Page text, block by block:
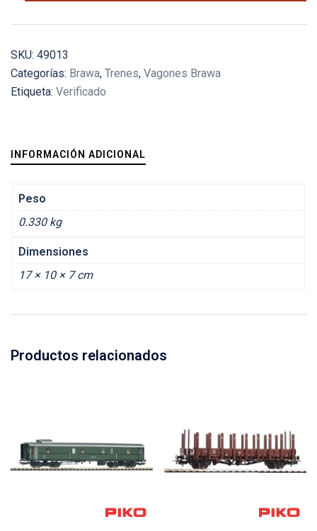
"Flensburger
Brauerei"
cantidad
SKU: 49013
Categorías: Brawa, Trenes, Vagones Brawa
Etiqueta: Verificado
INFORMACIÓN ADICIONAL
Peso
0.330 kg
Dimensiones
17 × 10 × 7 cm
Productos relacionados